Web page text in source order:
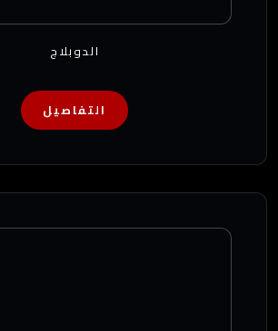
الدوبلاج
التفاصيل